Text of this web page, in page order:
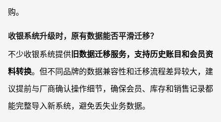
购。
收银系统升级时，原有数据能否平滑迁移？
不少收银系统提供 旧数据迁移服务，支持历史账目和会员资
料转换。但不同品牌的数据兼容性和迁移流程差异较大，建
议提前与厂商确认操作细节，确保会员、库存和销售记录都
能完整导入新系统，避免丢失业务数据。